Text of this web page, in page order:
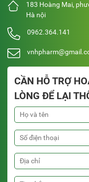
183 Hoàng Mai,
Hà nội
0962.364.141
CẦN HỖ TRỢ
LÒNG ĐỂ LẠI